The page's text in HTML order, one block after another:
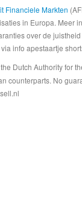
Financiele Markten
in Europa.
over de
info apestaartje
Dutch Authority for
counterparts. No